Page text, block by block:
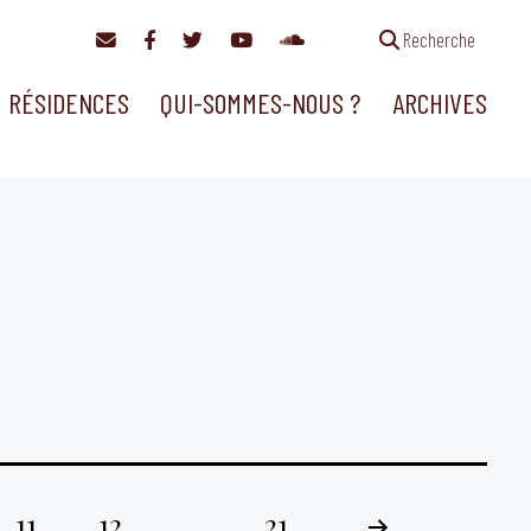
Recherche
RÉSIDENCES QUI-SOMMES-NOUS ? ARCHIVES